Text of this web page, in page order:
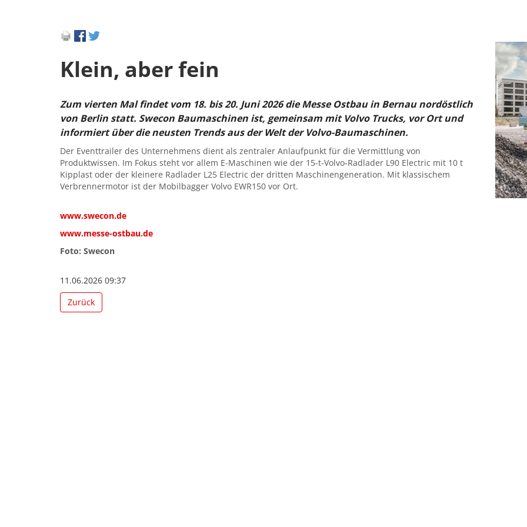
Klein, aber fein
Zum vierten Mal findet vom 18. bis 20. Juni 2026 die Messe Ostbau in Bernau nordöstlich
von Berlin statt. Swecon Baumaschinen ist, gemeinsam mit Volvo Trucks, vor Ort und
informiert über die neusten Trends aus der Welt der Volvo-Baumaschinen.
Der Eventtrailer des Unternehmens dient als zentraler Anlaufpunkt für die Vermittlung von
Produktwissen. Im Fokus steht vor allem E-Maschinen wie der 15-t-Volvo-Radlader L90 Electric mit 10 t
Kipplast oder der kleinere Radlader L25 Electric der dritten Maschinengeneration. Mit klassischem
Verbrennermotor ist der Mobilbagger Volvo EWR150 vor Ort.
www.swecon.de
www.messe-ostbau.de
Foto: Swecon
11.06.2026 09:37
Zurück